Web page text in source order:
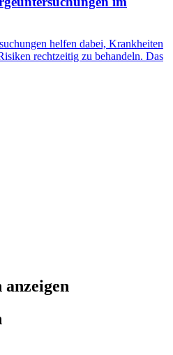
helfen dabei, Krankheiten
rechtzeitig zu behandeln. Das